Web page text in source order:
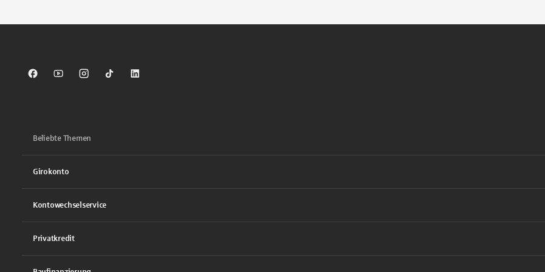
Sparkasse auf Facebook
Sparkasse auf Youtube
Sparkasse auf Instagram
Sparkasse auf TikTok
Sparkasse auf LinkedIn
Beliebte Themen
Girokonto
Kontowechselservice
Privatkredit